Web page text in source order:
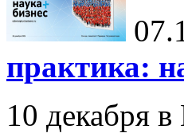
практика:
10 декабря